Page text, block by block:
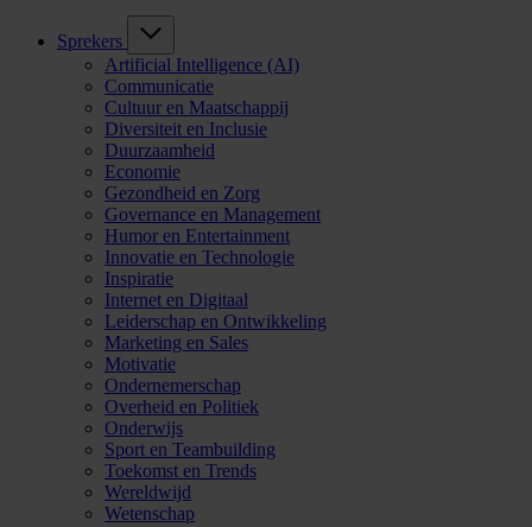
Sprekers
Artificial Intelligence (AI)
Communicatie
Cultuur en Maatschappij
Diversiteit en Inclusie
Duurzaamheid
Economie
Gezondheid en Zorg
Governance en Management
Humor en Entertainment
Innovatie en Technologie
Inspiratie
Internet en Digitaal
Leiderschap en Ontwikkeling
Marketing en Sales
Motivatie
Ondernemerschap
Overheid en Politiek
Onderwijs
Sport en Teambuilding
Toekomst en Trends
Wereldwijd
Wetenschap